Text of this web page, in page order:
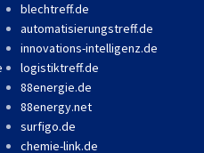
blechtreff.de
automatisierungstreff.de
innovations-intelligenz.de
logistiktreff.de
88energie.de
88energy.net
surfigo.de
chemie-link.de